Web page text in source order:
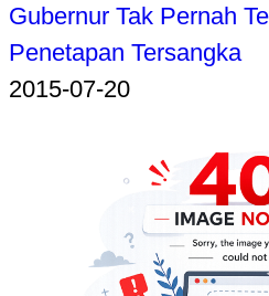
Gubernur Tak Pernah
Penetapan Tersangka
2015-07-20